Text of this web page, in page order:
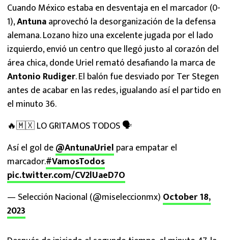
Cuando México estaba en desventaja en el marcador (0-
1),Antunaaprovechó la desorganización de la defensa
alemana. Lozano hizo una excelente jugada por el lado
izquierdo, envió un centro que llegó justo al corazón del
área chica, donde Uriel remató desafiando la marca de
Antonio Rudiger. El balón fue desviado por Ter Stegen
antes de acabar en las redes, igualando así el partido en
el minuto 36.
🔥🇲🇽 LO GRITAMOS TODOS 🗣️
Así el gol de@AntunaUriel para empatar el
marcador.#VamosTodos
pic.twitter.com/CV2lUaeD7O
— Selección Nacional (@miseleccionmx) October 18,
2023